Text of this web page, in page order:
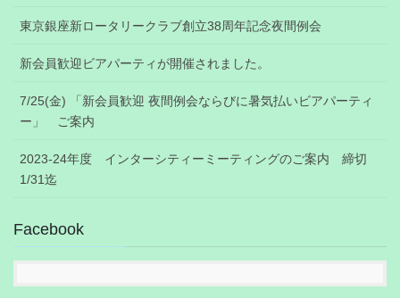
東京銀座新ロータリークラブ創立38周年記念夜間例会
新会員歓迎ビアパーティが開催されました。
7/25(金) 「新会員歓迎 夜間例会ならびに暑気払いビアパーティ
ー」 ご案内
2023-24年度 インターシティーミーティングのご案内 締切
1/31迄
Facebook